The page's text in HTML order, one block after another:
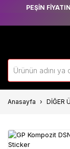
PEŞİN
Anasayfa DİĞER